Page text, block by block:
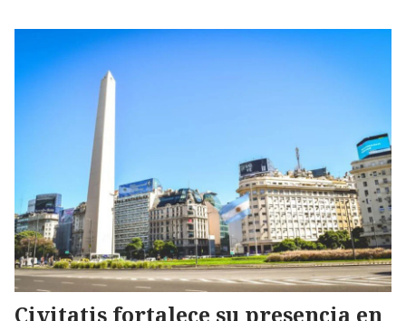
Civitatis fortalece su presencia en